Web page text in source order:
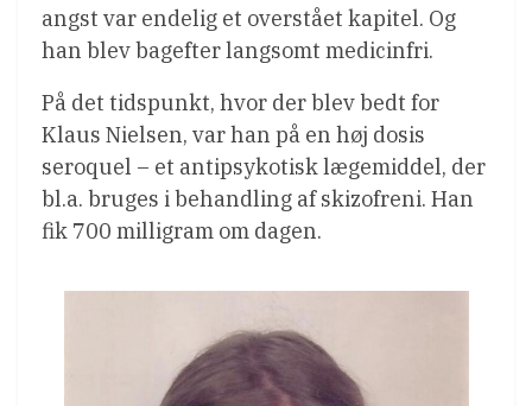
angst var endelig et overstået kapitel. Og
han blev bagefter langsomt medicinfri.
På det tidspunkt, hvor der blev bedt for
Klaus Nielsen, var han på en høj dosis
seroquel – et antipsykotisk lægemiddel, der
bl.a. bruges i behandling af skizofreni. Han
fik 700 milligram om dagen.